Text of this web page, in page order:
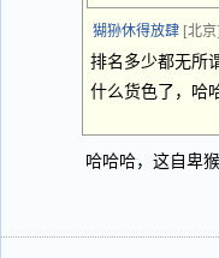
猢狲休得放肆 [北京]
排名多少都无所
什么货色了，哈
哈哈哈，这自卑